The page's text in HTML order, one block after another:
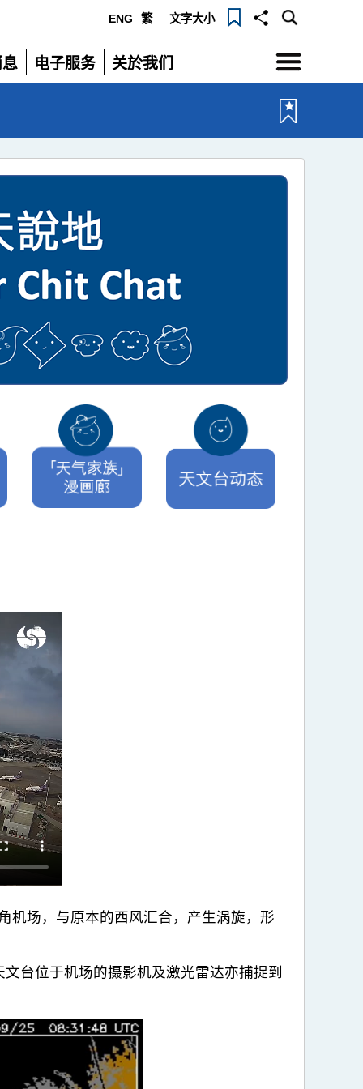
ENG 繁 文字大小
电子服务
展
关於我们
展
选
单
机场，与原本的西风汇合，产生涡旋，形
台位于机场的摄影机及激光雷达亦捕捉到